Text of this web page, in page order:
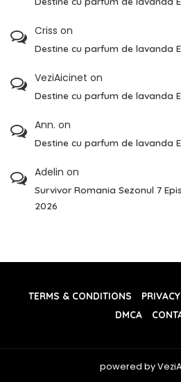
Criss on
Destine cu parfum de lavanda
VeziAicinet on
Destine cu parfum de lavanda
Ann. on
Destine cu parfum de lavanda
Adelin on
Survivor Romania Sezonul 7
2026
TERMS & CONDITIONS
DMCA
powered by